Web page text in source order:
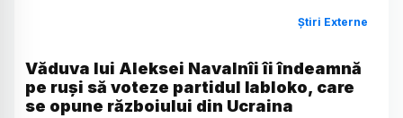
Știri Externe
Văduva lui Aleksei Navalnîi îi îndeamnă
pe ruși să voteze partidul Iabloko, care
se opune războiului din Ucraina